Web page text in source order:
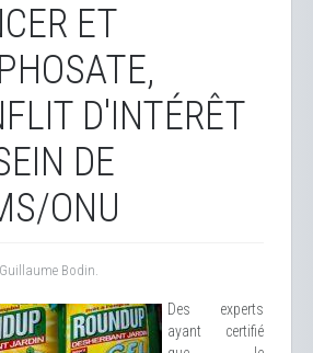
ET
D'INTÉRÊT
DE
ONU
Bodin.
Des experts
ayant certifié